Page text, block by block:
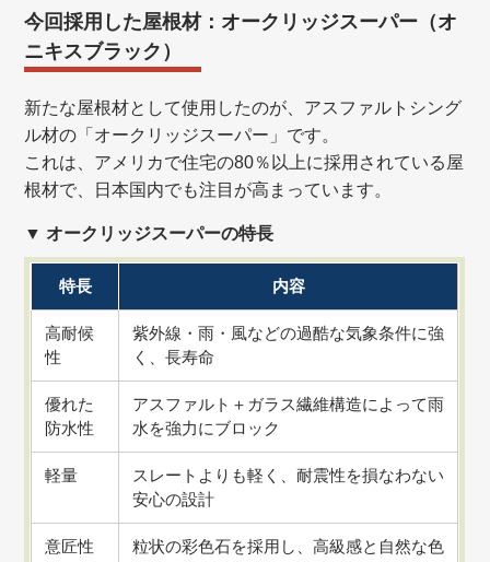
今回採用した屋根材：オークリッジスーパー（オ
ニキスブラック）
新たな屋根材として使用したのが、アスファルトシング
ル材の「オークリッジスーパー」です。
これは、アメリカで住宅の80％以上に採用されている屋
根材で、日本国内でも注目が高まっています。
▼ オークリッジスーパーの特長
特長 内容
高耐候
性
紫外線・雨・風などの過酷な気象条件に強
く、長寿命
優れた
防水性
アスファルト＋ガラス繊維構造によって雨
水を強力にブロック
軽量
スレートよりも軽く、耐震性を損なわない
安心の設計
意匠性
粒状の彩色石を採用し、高級感と自然な色